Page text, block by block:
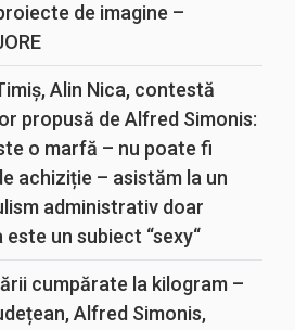
de imagine –
Alin Nica, contestă
propusă de Alfred Simonis:
o marfă – nu poate fi
achiziție – asistăm la un
administrativ doar
un subiect “sexy“
cumpărate la kilogram –
Alfred Simonis,